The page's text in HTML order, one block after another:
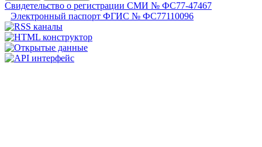
Свидетельство о регистрации СМИ № ФС77-47467
Электронный паспорт ФГИС № ФС77110096